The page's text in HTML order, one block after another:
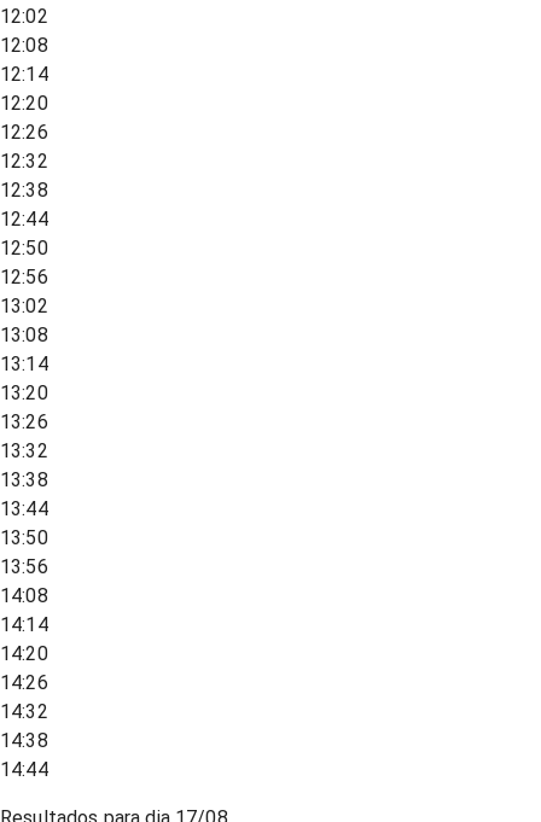
12:02
12:08
12:14
12:20
12:26
12:32
12:38
12:44
12:50
12:56
13:02
13:08
13:14
13:20
13:26
13:32
13:38
13:44
13:50
13:56
14:08
14:14
14:20
14:26
14:32
14:38
14:44
Resultados para dia 17/08